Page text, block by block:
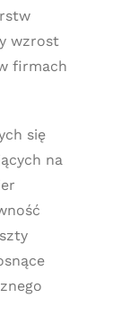
wzrost
firmach
się
na